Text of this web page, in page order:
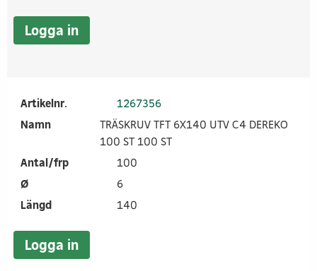
Logga in
Artikelnr.
1267356
Namn
TRÄSKRUV TFT 6X140 UTV C4 DEREKO
100 ST 100 ST
Antal/frp
100
Ø
6
Längd
140
Logga in